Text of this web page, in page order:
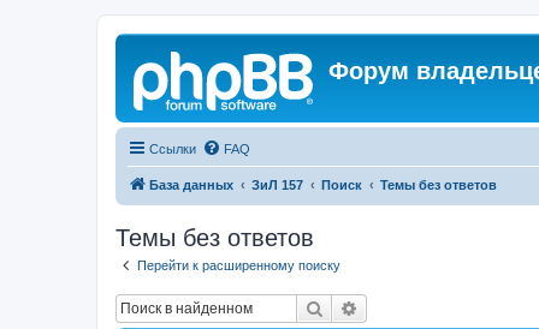
Форум
Ссылки FAQ
База данных ЗиЛ 157 Поиск Темы без ответов
Темы без ответов
Перейти к расширенному поиску
Поиск